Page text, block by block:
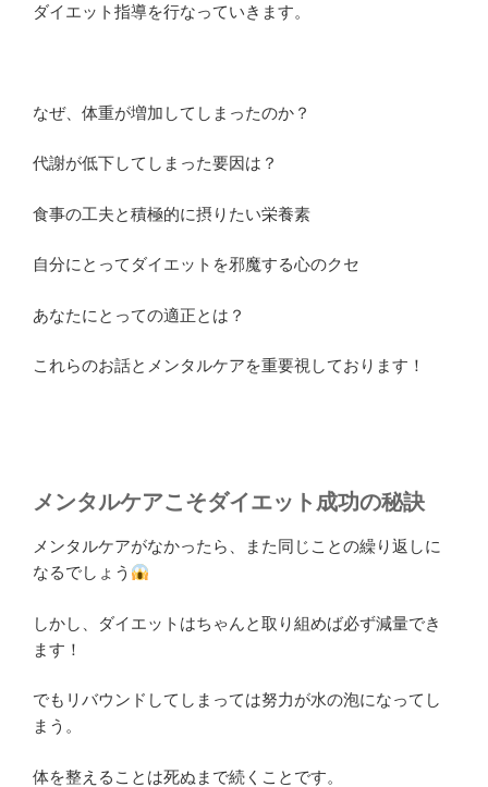
ダイエット指導を行なっていきます。
なぜ、体重が増加してしまったのか？
代謝が低下してしまった要因は？
食事の工夫と積極的に摂りたい栄養素
自分にとってダイエットを邪魔する心のクセ
あなたにとっての適正とは？
これらのお話とメンタルケアを重要視しております！
メンタルケアこそダイエット成功の秘訣
メンタルケアがなかったら、また同じことの繰り返しに
なるでしょう
しかし、ダイエットはちゃんと取り組めば必ず減量でき
ます！
でもリバウンドしてしまっては努力が水の泡になってし
まう。
体を整えることは死ぬまで続くことです。